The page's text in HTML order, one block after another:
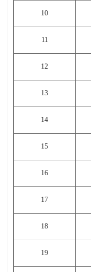
10
11
12
13
14
15
16
17
18
19